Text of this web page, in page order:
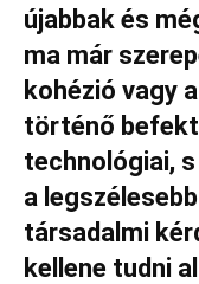
újabbak és
ma már
kohézió vagy
történő
technológiai,
a
társadalmi
kellene tudni